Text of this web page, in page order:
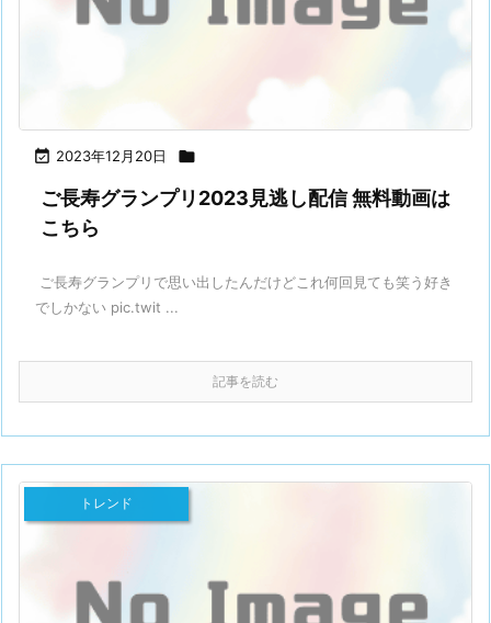
 2023年12月20日 
ご長寿グランプリ2023見逃し配信 無料動画は
こちら
ご長寿グランプリで思い出したんだけどこれ何回見ても笑う好き
でしかない pic.twit ...
記事を読む
トレンド